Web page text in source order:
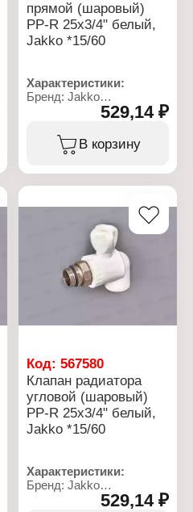
прямой (шаровый)
PP-R 25x3/4" белый,
Jakko *15/60
Характеристики:
Бренд: Jakko
Артикул: 101338254K
шаровой
Вариация: Клапан
радиатора
Материал: полипропилен
Диаметр присоединения:
Цвет: белый
529,14 ₽
В корзину
Код:567580
Клапан радиатора
угловой (шаровый)
PP-R 25x3/4" белый,
Jakko *15/60
Характеристики:
Бренд: Jakko
Артикул: 101340254K
529,14 ₽